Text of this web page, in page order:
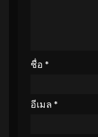
ชื่อ *
อีเมล *